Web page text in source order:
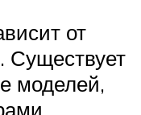
от
Существует
моделей,